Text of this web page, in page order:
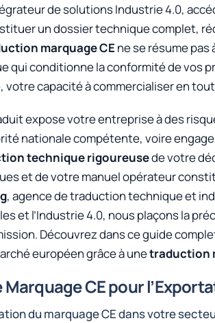
de solutions Industrie 4.0,
un dossier technique complet,
marquage CE ne se résume
qui conditionne la conformité de vos
capacité à commercialiser en
expose votre entreprise à des
nationale compétente, voire
technique rigoureusede votre
et de votre manuel opérateur
, agence de traduction technique et
et l’Industrie 4.0, nous plaçons la
Découvrez dans ce guide
européen grâce à unetraduction
CE pour
du marquage CE dans votre